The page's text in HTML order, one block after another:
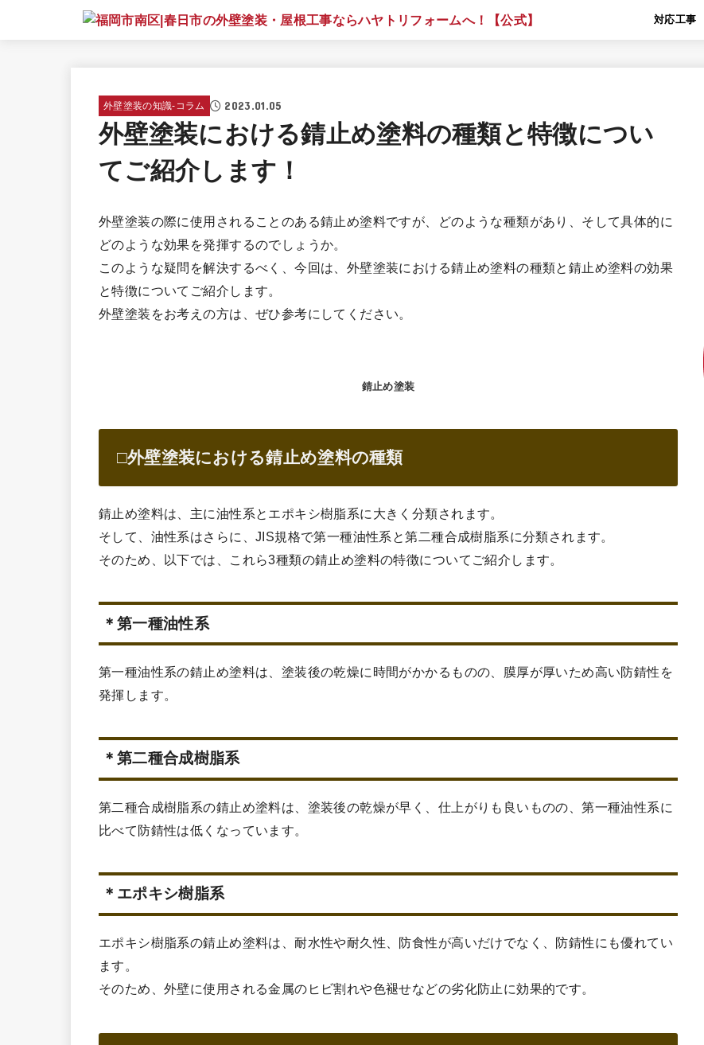
対応工事
外壁塗装の知識‐コラム 2023.01.05
外壁塗装における錆止め塗料の種類と特徴につい
てご紹介します！
外壁塗装の際に使用されることのある錆止め塗料ですが、どのような種類があり、そして具体的に
どのような効果を発揮するのでしょうか。
このような疑問を解決するべく、今回は、外壁塗装における錆止め塗料の種類と錆止め塗料の効果
と特徴についてご紹介します。
外壁塗装をお考えの方は、ぜひ参考にしてください。
錆止め塗装
□外壁塗装における錆止め塗料の種類
錆止め塗料は、主に油性系とエポキシ樹脂系に大きく分類されます。
そして、油性系はさらに、JIS規格で第一種油性系と第二種合成樹脂系に分類されます。
そのため、以下では、これら3種類の錆止め塗料の特徴についてご紹介します。
＊第一種油性系
第一種油性系の錆止め塗料は、塗装後の乾燥に時間がかかるものの、膜厚が厚いため高い防錆性を
発揮します。
＊第二種合成樹脂系
第二種合成樹脂系の錆止め塗料は、塗装後の乾燥が早く、仕上がりも良いものの、第一種油性系に
比べて防錆性は低くなっています。
＊エポキシ樹脂系
エポキシ樹脂系の錆止め塗料は、耐水性や耐久性、防食性が高いだけでなく、防錆性にも優れてい
ます。
そのため、外壁に使用される金属のヒビ割れや色褪せなどの劣化防止に効果的です。